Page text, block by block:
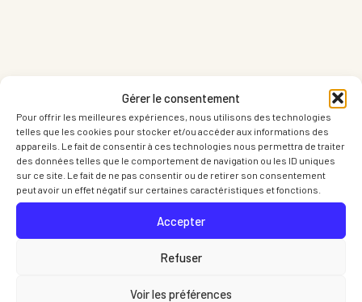
Gérer le consentement
Pour offrir les meilleures expériences, nous utilisons des technologies
telles que les cookies pour stocker et/ou accéder aux informations des
appareils. Le fait de consentir à ces technologies nous permettra de traiter
des données telles que le comportement de navigation ou les ID uniques
sur ce site. Le fait de ne pas consentir ou de retirer son consentement
peut avoir un effet négatif sur certaines caractéristiques et fonctions.
Accepter
Refuser
Voir les préférences
ARTICLES LIES
Vous pourriez egalement apprecier
ces articles